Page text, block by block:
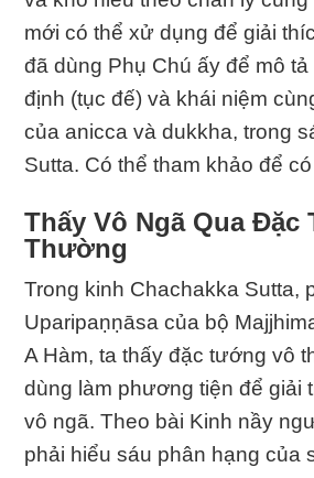
mới có thể xử dụng để giải
đã dùng Phụ Chú ấy để mô
định (tục đế) và khái niệm
của anicca và dukkha, trong
Sutta. Có thể tham khảo để
Thấy Vô Ngã Qua Ðặc
Thường
Trong kinh Chachakka Sutta,
Uparipaṇṇāsa của bộ
A Hàm, ta thấy đặc tướng vô
dùng làm phương tiện để giải
vô ngã. Theo bài Kinh nầy
phải hiểu sáu phân hạng của